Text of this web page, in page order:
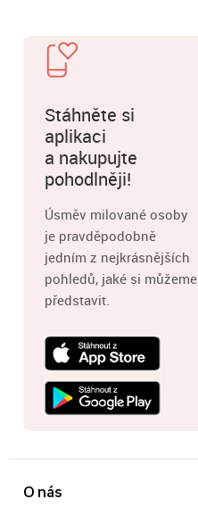
Stáhněte si
aplikaci
a nakupujte
pohodlněji!
Úsměv milované osoby
je pravděpodobně
jedním z nejkrásnějších
pohledů, jaké si můžeme
představit.
O nás